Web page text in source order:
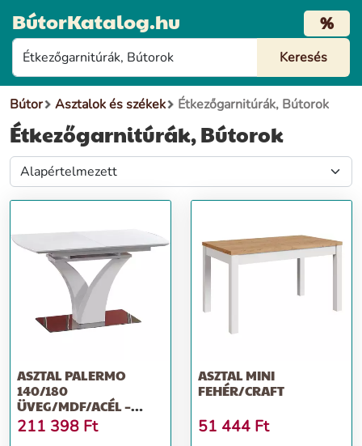
BútorKatalog.hu %
Bútor Asztalok és székek Étkezőgarnitúrák, Bútorok
Étkezőgarnitúrák, Bútorok
ASZTAL PALERMO
140/180
ÜVEG/MDF/ACÉL –
FEHÉR MAT
211 398 Ft
ASZTAL MINI
FEHÉR/CRAFT
51 444 Ft